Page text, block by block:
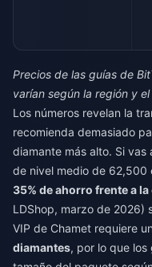
Precios de las guías de
varían según la región y
Los números revelan la
recomienda demasiado
diamante más alto. Si
de nivel medio de 62,500
35% de ahorro frente a
LDShop, marzo de 2026)
VIP de Chamet requiere
diamantes, por lo que